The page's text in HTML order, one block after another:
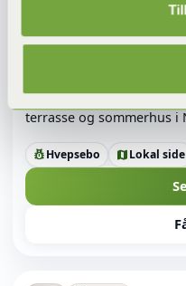
Lokal byside for Rimsø
ved hvepsebo i
terrasse og sommerhus i
pest_controlHvepsebo mapLokal side